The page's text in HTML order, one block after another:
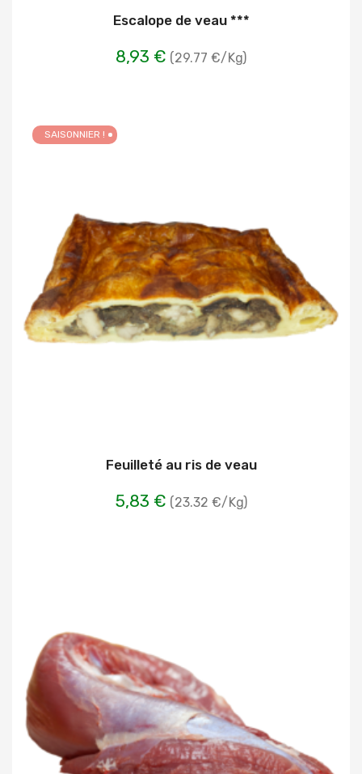
Escalope de veau ***
8,93 € (29.77 €/Kg)
SAISONNIER !
Feuilleté au ris de veau
5,83 € (23.32 €/Kg)